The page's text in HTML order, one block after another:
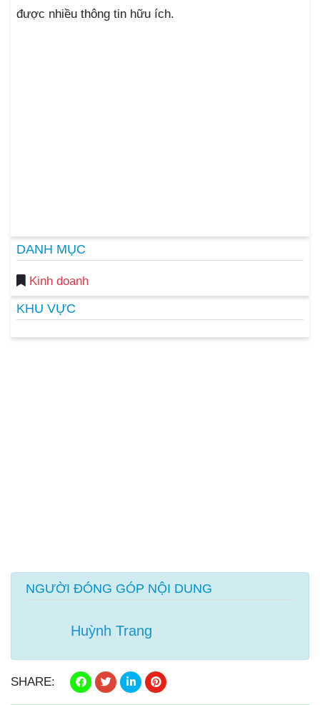
được nhiều thông tin hữu ích.
DANH MỤC
Kinh doanh
KHU VỰC
NGƯỜI ĐÓNG GÓP NỘI DUNG
Huỳnh Trang
SHARE: